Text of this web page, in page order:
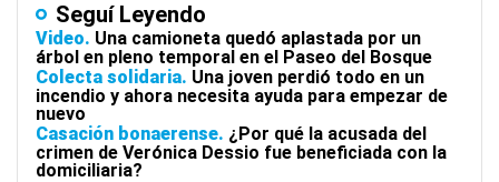
Seguí Leyendo
Video Una camioneta quedó aplastada por un
árbol en pleno temporal en el Paseo del Bosque
Colecta solidaria Una joven perdió todo en un
incendio y ahora necesita ayuda para empezar de
nuevo
Casación bonaerense ¿Por qué la acusada del
crimen de Verónica Dessio fue beneficiada con la
domiciliaria?